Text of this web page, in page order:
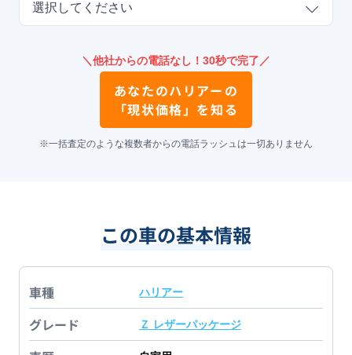
選択してください
＼他社からの電話なし！30秒で完了／
あなたのハリアー の
「現状価格」を知る
※一括査定のような複数者からの電話ラッシュは一切ありません
この車の基本情報
車種 ハリアー
グレード Ｚ レザーパッケージ